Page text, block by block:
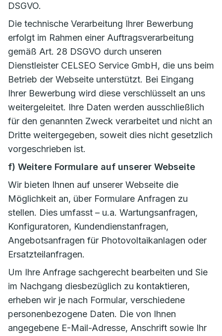
DSGVO.
Die technische Verarbeitung Ihrer Bewerbung
erfolgt im Rahmen einer Auftragsverarbeitung
gemäß Art. 28 DSGVO durch unseren
Dienstleister CELSEO Service GmbH, die uns beim
Betrieb der Webseite unterstützt. Bei Eingang
Ihrer Bewerbung wird diese verschlüsselt an uns
weitergeleitet. Ihre Daten werden ausschließlich
für den genannten Zweck verarbeitet und nicht an
Dritte weitergegeben, soweit dies nicht gesetzlich
vorgeschrieben ist.
f) Weitere Formulare auf unserer Webseite
Wir bieten Ihnen auf unserer Webseite die
Möglichkeit an, über Formulare Anfragen zu
stellen. Dies umfasst – u.a. Wartungsanfragen,
Konfiguratoren, Kundendienstanfragen,
Angebotsanfragen für Photovoltaikanlagen oder
Ersatzteilanfragen.
Um Ihre Anfrage sachgerecht bearbeiten und Sie
im Nachgang diesbezüglich zu kontaktieren,
erheben wir je nach Formular, verschiedene
personenbezogene Daten. Die von Ihnen
angegebene E-Mail-Adresse, Anschrift sowie Ihr